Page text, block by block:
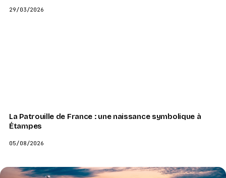
29/03/2026
La Patrouille de France : une naissance symbolique à
Étampes
05/08/2026